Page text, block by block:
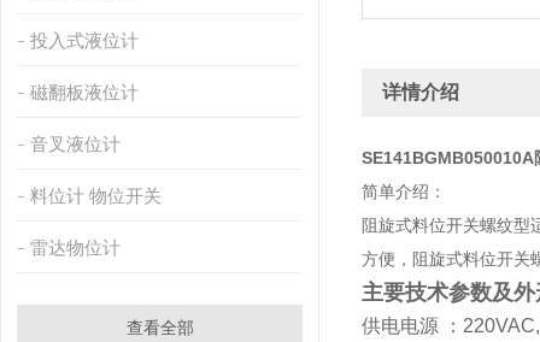
投入式液位计
磁翻板液位计
音叉液位计
料位计 物位开关
雷达物位计
查看全部
详情介绍
SE141BGMB050010A
简单介绍：
阻旋式料位开关螺纹型
方便，阻旋式料位开关
主要技术参数及
供电电源 ：